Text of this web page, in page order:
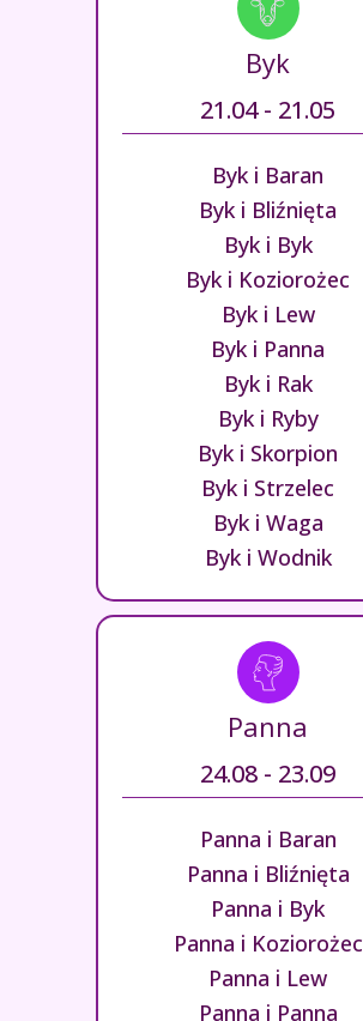
Byk
21.04 - 21.05
Byk i Baran
Byk i Bliźnięta
Byk i Byk
Byk i Koziorożec
Byk i Lew
Byk i Panna
Byk i Rak
Byk i Ryby
Byk i Skorpion
Byk i Strzelec
Byk i Waga
Byk i Wodnik
Panna
24.08 - 23.09
Panna i Baran
Panna i Bliźnięta
Panna i Byk
Panna i Koziorożec
Panna i Lew
Panna i Panna